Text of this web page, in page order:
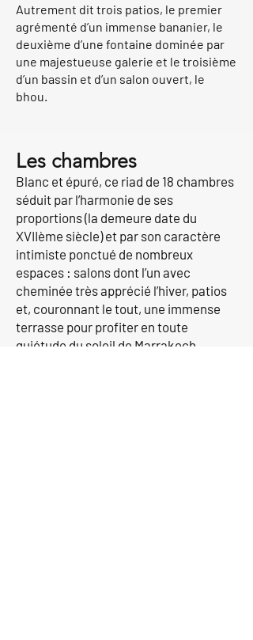
Autrement dit trois patios, le premier
agrémenté d’un immense bananier, le
deuxième d’une fontaine dominée par
une majestueuse galerie et le troisième
d’un bassin et d’un salon ouvert, le
bhou.
Les chambres
Blanc et épuré, ce riad de 18 chambres
séduit par l’harmonie de ses
proportions (la demeure date du
XVIIème siècle) et par son caractère
intimiste ponctué de nombreux
espaces : salons dont l’un avec
cheminée très apprécié l’hiver, patios
et, couronnant le tout, une immense
terrasse pour profiter en toute
quiétude du soleil de Marrakech.